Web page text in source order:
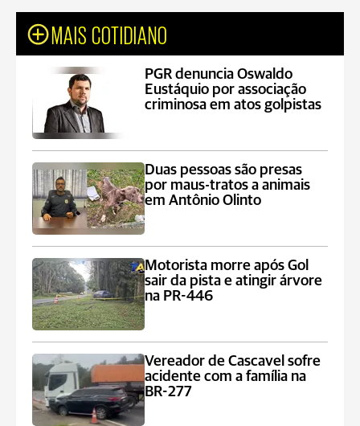
MAIS COTIDIANO
PGR denuncia Oswaldo
Eustáquio por associação
criminosa em atos golpistas
Duas pessoas são presas
por maus-tratos a animais
em Antônio Olinto
Motorista morre após Gol
sair da pista e atingir árvore
na PR-446
Vereador de Cascavel sofre
acidente com a família na
BR-277